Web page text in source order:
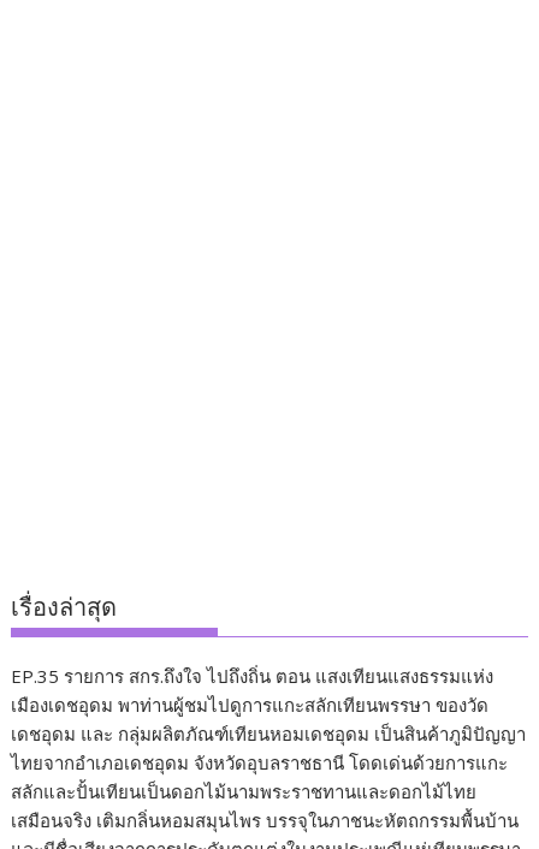
เรื่องล่าสุด
EP.35 รายการ สกร.ถึงใจ ไปถึงถิ่น ตอน แสงเทียนแสงธรรมแห่ง
เมืองเดชอุดม พาท่านผู้ชมไปดูการแกะสลักเทียนพรรษา ของวัด
เดชอุดม และ กลุ่มผลิตภัณฑ์เทียนหอมเดชอุดม เป็นสินค้าภูมิปัญญา
ไทยจากอำเภอเดชอุดม จังหวัดอุบลราชธานี โดดเด่นด้วยการแกะ
สลักและปั้นเทียนเป็นดอกไม้นามพระราชทานและดอกไม้ไทย
เสมือนจริง เติมกลิ่นหอมสมุนไพร บรรจุในภาชนะหัตถกรรมพื้นบ้าน